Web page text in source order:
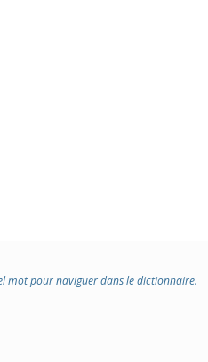
mot pour naviguer dans le dictionnaire.